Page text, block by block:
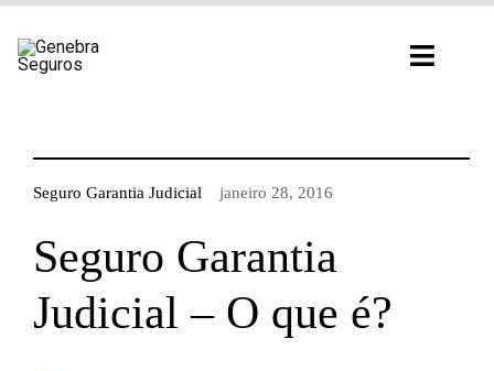
para
Seguro Garantia Judicial janeiro 28, 2016
Seguro Garantia
Judicial – O que é?